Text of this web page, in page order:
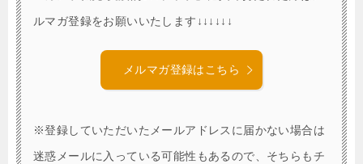
ルマガ登録をお願いいたします↓↓↓↓↓↓
メルマガ登録はこちら
※登録していただいたメールアドレスに届かない場合は
迷惑メールに入っている可能性もあるので、そちらもチ